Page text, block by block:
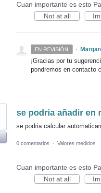
Cuan importante es esto
Not at all
EN REVISIÓN ·
¡Gracias por tu
pondremos en contacto
se podria añadir en
se podria calcular
0 comentarios
· Valores medidos
Cuan importante es esto
Not at all